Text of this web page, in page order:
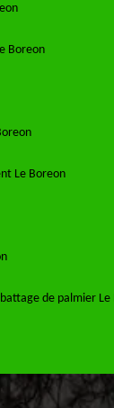
Boreon
Le Boreon
de palmier Le